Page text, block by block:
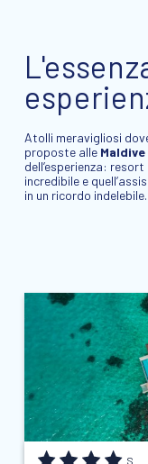
Atolli meravigliosi
proposte alle Maldive
dell’esperienza:
incredibile e
in un ricordo indelebile.
S